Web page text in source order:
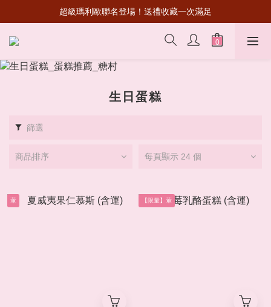
超級瑪利歐聯名登場！送禮收藏一次滿足
超級瑪利歐聯名登場！送禮收藏一次滿足
杜拜巧克力Q餅🔥官網開放預訂(限定門市取貨)！
生日蛋糕
篩選
商品排序 每頁顯示 24 個
葷 【限量】葷